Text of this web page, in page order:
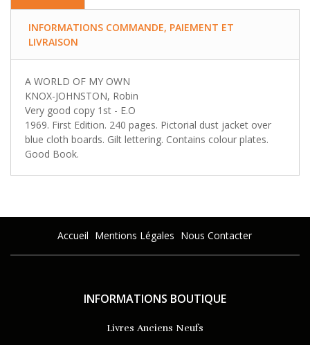
INFORMATIONS COMMANDE, PAIEMENT ET
LIVRAISON
A WORLD OF MY OWN
KNOX-JOHNSTON, Robin
Very good copy 1st - E.O
1969. First Edition. 240 pages. Pictorial dust jacket over
blue cloth boards. Gilt lettering. Contains colour plates.
Good Book.
Accueil Mentions Légales Nous Contacter
INFORMATIONS BOUTIQUE
Livres Anciens Neufs